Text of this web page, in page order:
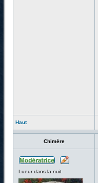
Haut
Chimère
Lueur dans la nuit